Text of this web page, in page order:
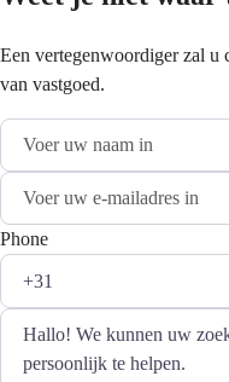
Een vertegenwoordiger zal u
van vastgoed.
Phone